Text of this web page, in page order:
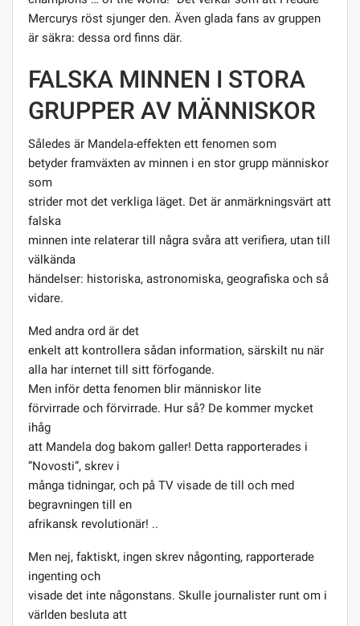
Mercurys röst sjunger den. Även glada fans av gruppen
är säkra: dessa ord finns där.
FALSKA MINNEN I STORA
GRUPPER AV MÄNNISKOR
Således är Mandela-effekten ett fenomen som
betyder framväxten av minnen i en stor grupp människor
som
strider mot det verkliga läget. Det är anmärkningsvärt att
falska
minnen inte relaterar till några svåra att verifiera, utan till
välkända
händelser: historiska, astronomiska, geografiska och så
vidare.
Med andra ord är det
enkelt att kontrollera sådan information, särskilt nu när
alla har internet till sitt förfogande.
Men inför detta fenomen blir människor lite
förvirrade och förvirrade. Hur så? De kommer mycket
ihåg
att Mandela dog bakom galler! Detta rapporterades i
”Novosti”, skrev i
många tidningar, och på TV visade de till och med
begravningen till en
afrikansk revolutionär! ..
Men nej, faktiskt, ingen skrev någonting, rapporterade
ingenting och
visade det inte någonstans. Skulle journalister runt om i
världen besluta att